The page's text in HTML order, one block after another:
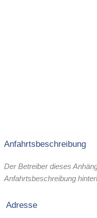
Anfahrtsbeschreibung
Der Betreiber dieses
Anfahrtsbeschreibung
Adresse